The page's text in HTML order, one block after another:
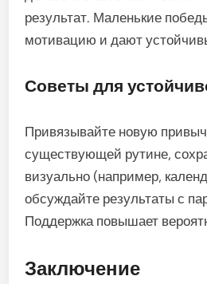
результат. Маленькие
мотивацию и дают
Советы для
Привязывайте новую
существующей рутине,
визуально (например,
обсуждайте результаты с
Поддержка повышает
Заключение